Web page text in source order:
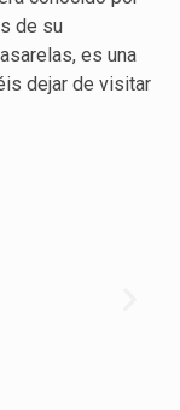
de su
es una
dejar de visitar